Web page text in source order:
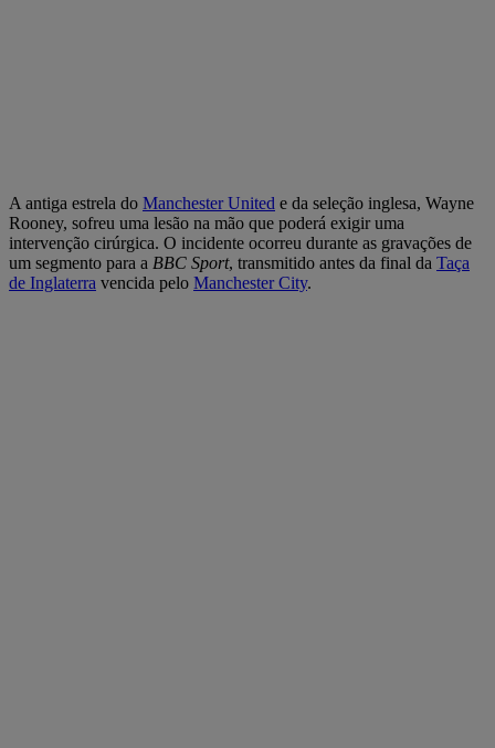
A antiga estrela do Manchester United e da seleção inglesa, Wayne
Rooney, sofreu uma lesão na mão que poderá exigir uma
intervenção cirúrgica. O incidente ocorreu durante as gravações de
um segmento para a BBC Sport, transmitido antes da final da Taça
de Inglaterra vencida pelo Manchester City.